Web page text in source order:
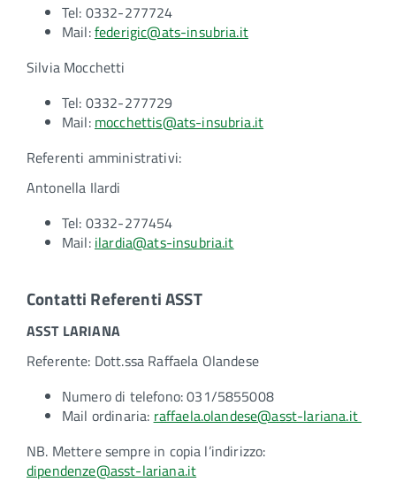
Tel: 0332-277724
Mail:federigic@ats-insubria.it
Silvia Mocchetti
Tel: 0332-277729
Mail: mocchettis@ats-insubria.it
Referenti amministrativi:
Antonella Ilardi
Tel: 0332-277454
Mail: ilardia@ats-insubria.it
Contatti Referenti ASST
ASST LARIANA
Referente: Dott.ssa Raffaela Olandese
Numero di telefono: 031/5855008
Mail ordinaria: raffaela.olandese@asst-lariana.it
NB. Mettere sempre in copia l’indirizzo:
dipendenze@asst-lariana.it